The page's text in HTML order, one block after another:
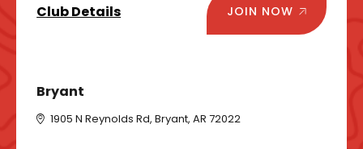
Club Details JOIN NOW
Bryant
1905 N Reynolds Rd, Bryant, AR 72022